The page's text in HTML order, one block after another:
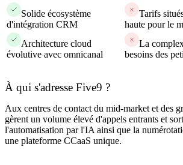
Solide écosystème
d'intégration CRM
Tarifs
haute pour le
Architecture cloud
évolutive avec omnicanal
La
besoins des
À qui s'adresse Five9 ?
Aux centres de contact du mid-market et des
gèrent un volume élevé d'appels entrants et
l'automatisation par l'IA ainsi que la
une plateforme CCaaS unique.